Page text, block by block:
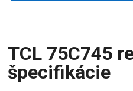
.
TCL 75C745
špecifikácie